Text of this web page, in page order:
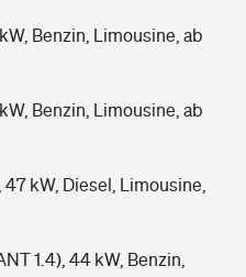
Benzin, Limousine, ab
Benzin, Limousine, ab
47 kW, Diesel, Limousine,
1.4), 44 kW, Benzin,